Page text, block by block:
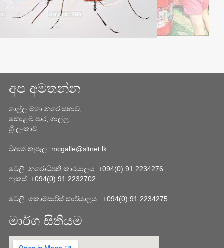
අප අමතන්න
ගාල්ල මහා නගර සභාව,
කොළඹ පාර, ගාල්ල,
ශ්‍රී ලංකාව.
විද්‍යුත් තැපෑල: mcgalle@sltnet.lk
ටෙලි. නගරාධිපති කාර්යාලය: +094(0) 91 2234276
ෆැක්ස්: +094(0) 91 2232702
ටෙලි. කොමසාරිස් කාර්යාලය : +094(0) 91 2234275
මාර්ග සිතියම